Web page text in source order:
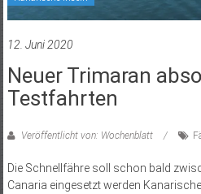
12. Juni 2020
Neuer Trimaran
Testfahrten
Veröffentlicht von: Wochenblatt
Die Schnellfähre soll schon bald
Canaria eingesetzt werden